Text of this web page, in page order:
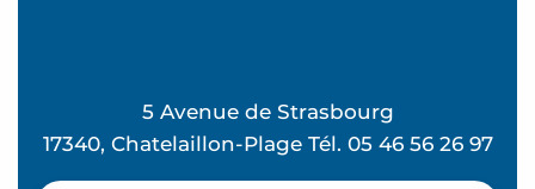
5 Avenue de Strasbourg
17340, Chatelaillon-Plage Tél. 05 46 56 26 97